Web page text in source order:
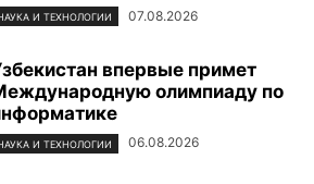
И ТЕХНОЛОГИИ 07.08.2026
впервые примет
олимпиаду по
И ТЕХНОЛОГИИ 06.08.2026